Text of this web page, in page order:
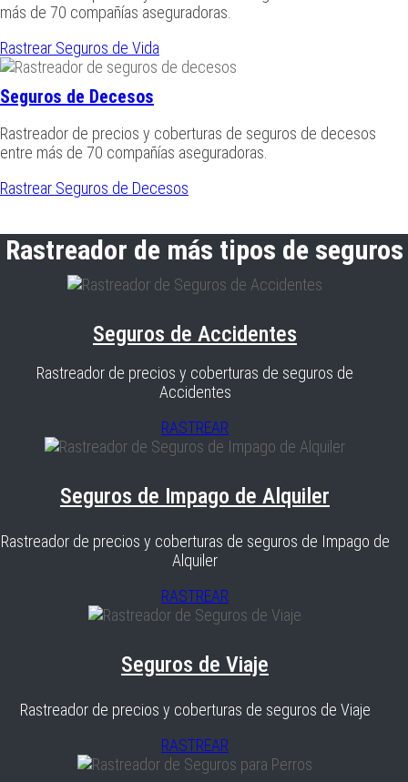
más de 70 compañías aseguradoras.
Rastrear Seguros de Vida
Seguros de Decesos
Rastreador de precios y coberturas de seguros de decesos
entre más de 70 compañías aseguradoras.
Rastrear Seguros de Decesos
Rastreador de más tipos de seguros
Seguros de Accidentes
Rastreador de precios y coberturas de seguros de
Accidentes
RASTREAR
Seguros de Impago de Alquiler
Rastreador de precios y coberturas de seguros de Impago de
Alquiler
RASTREAR
Seguros de Viaje
Rastreador de precios y coberturas de seguros de Viaje
RASTREAR